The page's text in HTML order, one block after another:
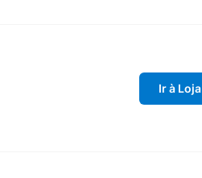
Ir à Loja